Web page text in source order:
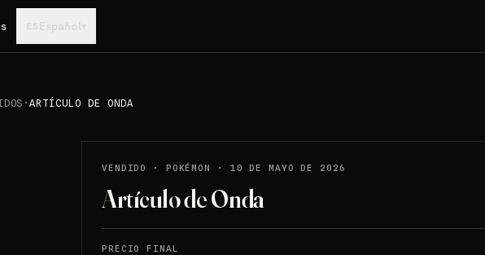
ES Español▾
·ARTÍCULO DE ONDA
VENDIDO · POKÉMON · 10 DE MAYO DE 2026
Artículo de Onda
PRECIO FINAL